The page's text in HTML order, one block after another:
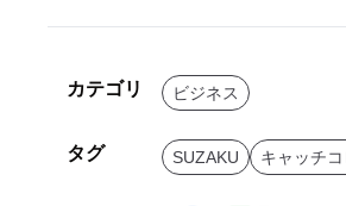
カテゴリ ビジネス
タグ SUZAKU キャッチ